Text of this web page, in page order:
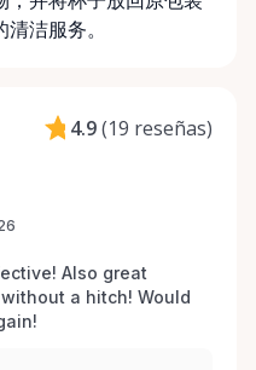
洁服务。
4.9(19 reseñas)
Also great
a hitch! Would